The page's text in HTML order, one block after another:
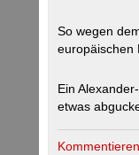
So wegen
europäischen
Ein
etwas
Kommentieren